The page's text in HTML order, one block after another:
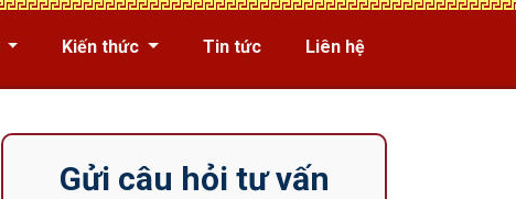
Kiến thức Tin tức Liên hệ
Gửi câu hỏi tư vấn